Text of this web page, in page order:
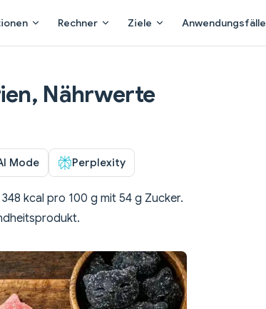
Rechner Ziele Anwendungsfälle
Nährwerte
Mode Perplexity
kcal pro 100 g mit 54 g Zucker.